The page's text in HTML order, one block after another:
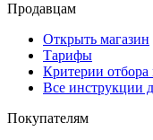
Продавцам
Открыть магазин
Тарифы
Критерии отбора
Все инструкции
Покупателям